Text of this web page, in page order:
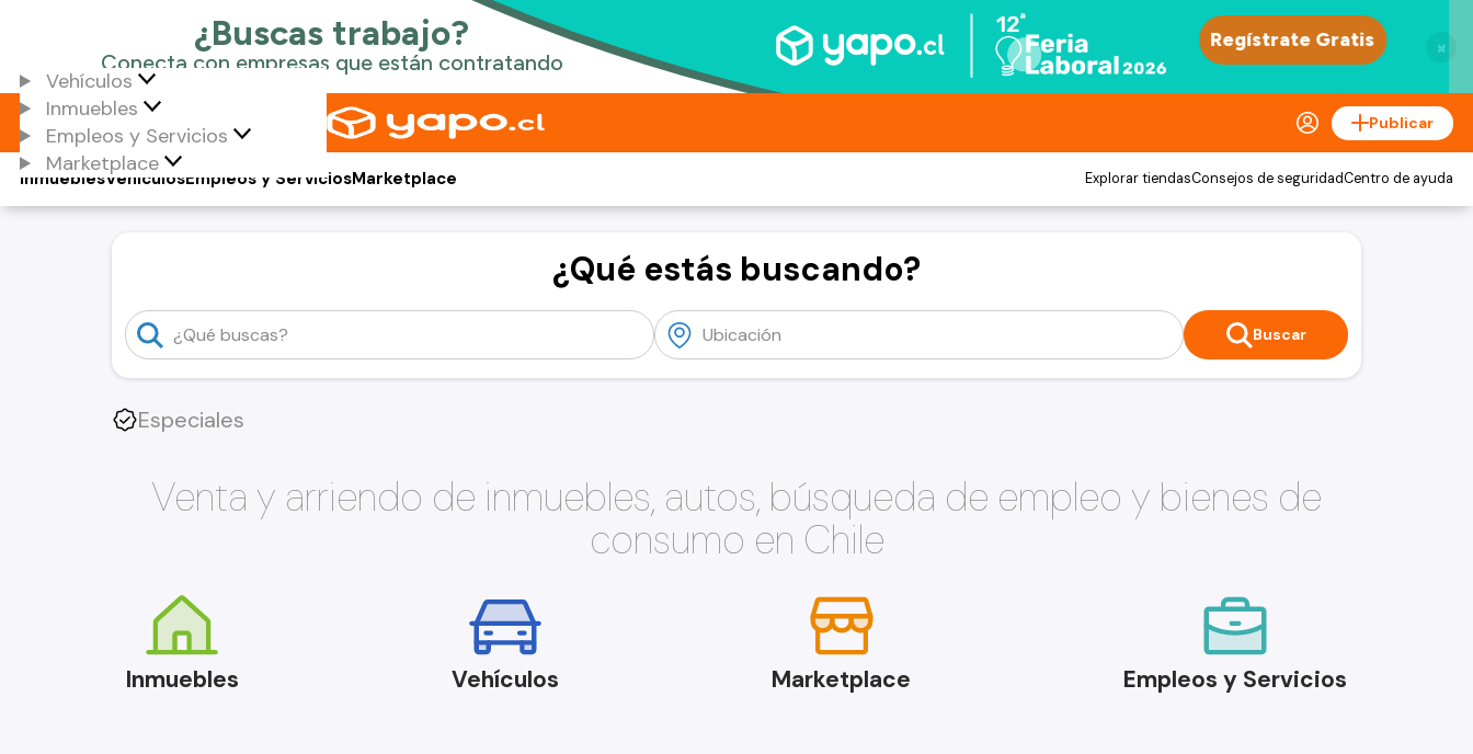
×
Vehículos
Inmuebles
Empleos y Servicios
Marketplace
Publicar
Vehículos
Inmuebles Empleos y ServiciosMarketplace Explorar tiendasConsejos de seguridadCentro de ayuda
¿Qué estás buscando?
Buscar
Especiales
Venta y arriendo de inmuebles, autos, búsqueda de empleo y bienes de
consumo en Chile
Inmuebles Vehículos Marketplace Empleos y Servicios